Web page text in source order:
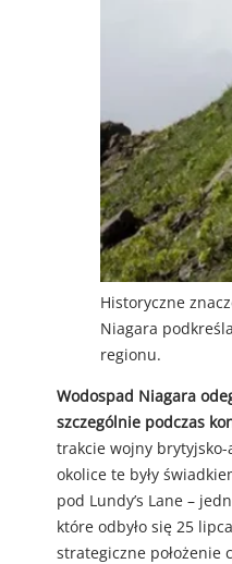
Historyczne
Niagara
regionu.
Wodospad Niagara
szczególnie podczas
trakcie wojny brytyjsko-
okolice te były
pod Lundy’s Lane –
które odbyło się 25
strategiczne położenie